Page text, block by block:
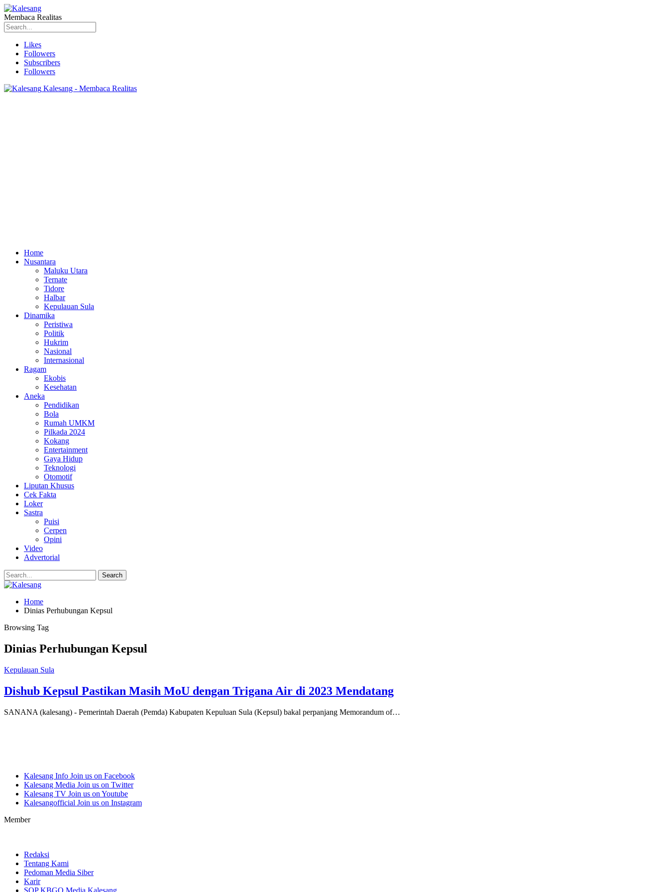
Membaca Realitas
Likes
Followers
Subscribers
Followers
Kalesang - Membaca Realitas
Home
Nusantara
Maluku Utara
Ternate
Tidore
Halbar
Kepulauan Sula
Dinamika
Peristiwa
Politik
Hukrim
Nasional
Internasional
Ragam
Ekobis
Kesehatan
Aneka
Pendidikan
Bola
Rumah UMKM
Pilkada 2024
Kokang
Entertainment
Gaya Hidup
Teknologi
Otomotif
Liputan Khusus
Cek Fakta
Loker
Sastra
Puisi
Cerpen
Opini
Video
Advertorial
Home
Dinias Perhubungan Kepsul
Browsing Tag
Dinias Perhubungan Kepsul
Kepulauan Sula
Dishub Kepsul Pastikan Masih MoU dengan Trigana Air di 2023 Mendatang
SANANA (kalesang) - Pemerintah Daerah (Pemda) Kabupaten Kepuluan Sula (Kepsul) bakal perpanjang Memorandum of…
Kalesang Info Join us on Facebook
Kalesang Media Join us on Twitter
Kalesang TV Join us on Youtube
Kalesangofficial Join us on Instagram
Member
Redaksi
Tentang Kami
Pedoman Media Siber
Karir
SOP KBGO Media Kalesang